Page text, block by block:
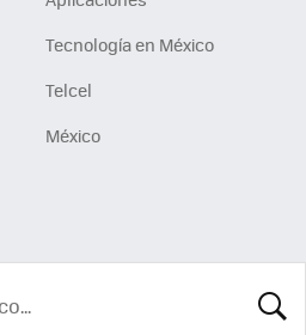
Tecnología en México
Telcel
México